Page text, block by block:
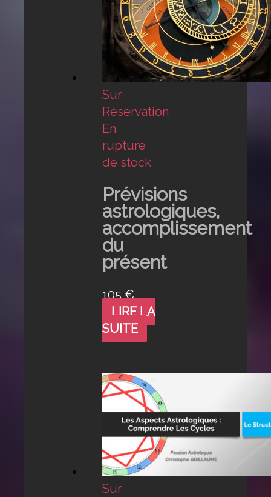
Sur
Réservation
En
rupture
de stock
Prévisions
astrologiques,
accomplissement
du
présent
105€
LIRE LA
SUITE
Sur